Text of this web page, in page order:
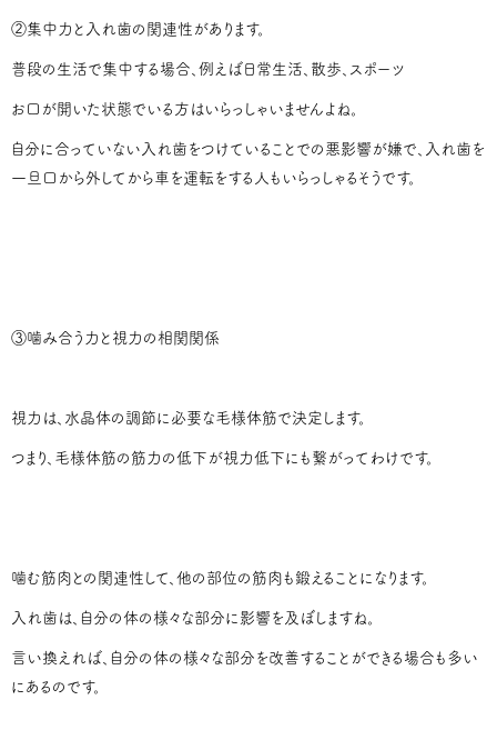
②集中力と入れ歯の関連性があります。
普段の生活で集中する場合、例えば日常生活、散歩、スポーツ
お口が開いた状態でいる方はいらっしゃいませんよね。
自分に合っていない入れ歯をつけていることでの悪影響が嫌で、入れ歯を
一旦口から外してから車を運転をする人もいらっしゃるそうです。
③噛み合う力と視力の相関関係
視力は、水晶体の調節に必要な毛様体筋で決定します。
つまり、毛様体筋の筋力の低下が視力低下にも繋がってわけです。
噛む筋肉との関連性して、他の部位の筋肉も鍛えることになります。
入れ歯は、自分の体の様々な部分に影響を及ぼしますね。
言い換えれば、自分の体の様々な部分を改善することができる場合も多い
にあるのです。